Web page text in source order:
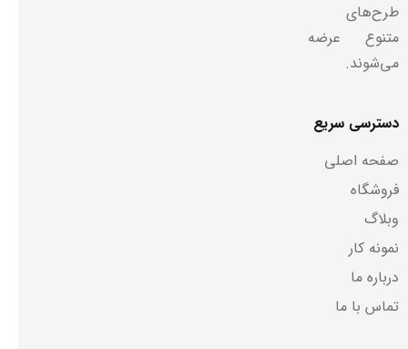
طرح‌های
متنوع عرضه
می‌شوند.
دسترسی سریع
صفحه اصلی
فروشگاه
وبلاگ
نمونه کار
درباره ما
تماس با ما